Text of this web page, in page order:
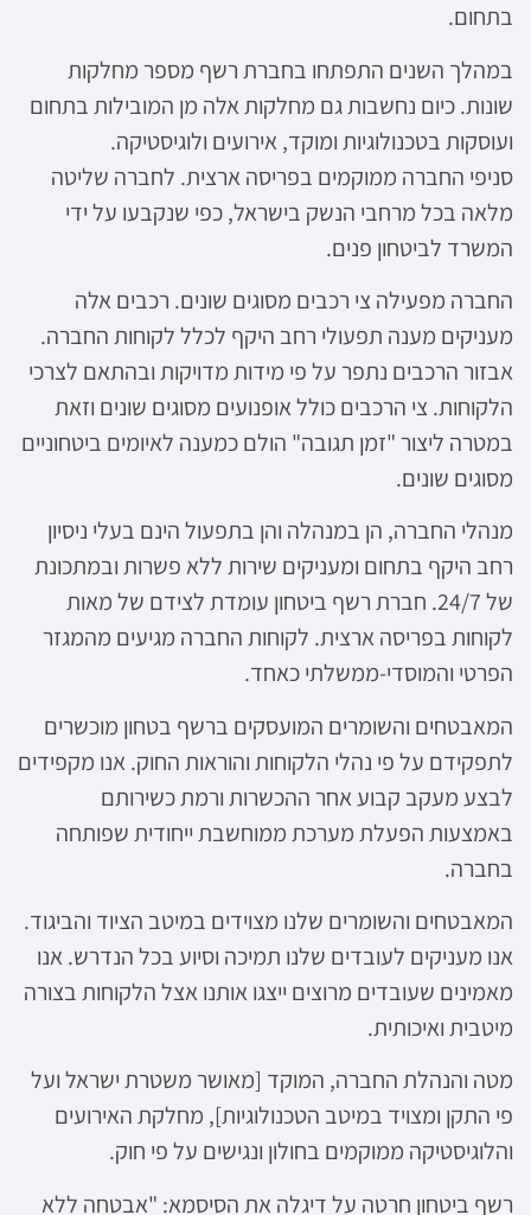
בתחום.
במהלך השנים התפתחו בחברת רשף מספר מחלקות
שונות. כיום נחשבות גם מחלקות אלה מן המובילות בתחום
ועוסקות בטכנולוגיות ומוקד, אירועים ולוגיסטיקה.
סניפי החברה ממוקמים בפריסה ארצית. לחברה שליטה
מלאה בכל מרחבי הנשק בישראל, כפי שנקבעו על ידי
המשרד לביטחון פנים.
החברה מפעילה צי רכבים מסוגים שונים. רכבים אלה
מעניקים מענה תפעולי רחב היקף לכלל לקוחות החברה.
אבזור הרכבים נתפר על פי מידות מדויקות ובהתאם לצרכי
הלקוחות. צי הרכבים כולל אופנועים מסוגים שונים וזאת
במטרה ליצור "זמן תגובה" הולם כמענה לאיומים ביטחוניים
מסוגים שונים.
מנהלי החברה, הן במנהלה והן בתפעול הינם בעלי ניסיון
רחב היקף בתחום ומעניקים שירות ללא פשרות ובמתכונת
של 24/7. חברת רשף ביטחון עומדת לצידם של מאות
לקוחות בפריסה ארצית. לקוחות החברה מגיעים מהמגזר
הפרטי והמוסדי-ממשלתי כאחד.
המאבטחים והשומרים המועסקים ברשף בטחון מוכשרים
לתפקידם על פי נהלי הלקוחות והוראות החוק. אנו מקפידים
לבצע מעקב קבוע אחר ההכשרות ורמת כשירותם
באמצעות הפעלת מערכת ממוחשבת ייחודית שפותחה
בחברה.
המאבטחים והשומרים שלנו מצוידים במיטב הציוד והביגוד.
אנו מעניקים לעובדים שלנו תמיכה וסיוע בכל הנדרש. אנו
מאמינים שעובדים מרוצים ייצגו אותנו אצל הלקוחות בצורה
מיטבית ואיכותית.
מטה והנהלת החברה, המוקד [מאושר משטרת ישראל ועל
פי התקן ומצויד במיטב הטכנולוגיות], מחלקת האירועים
והלוגיסטיקה ממוקמים בחולון ונגישים על פי חוק.
רשף ביטחון חרטה על דיגלה את הסיסמא: "אבטחה ללא